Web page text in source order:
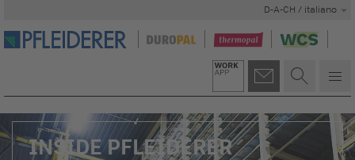
D-A-CH / italiano
INSIDE PFLEIDERER